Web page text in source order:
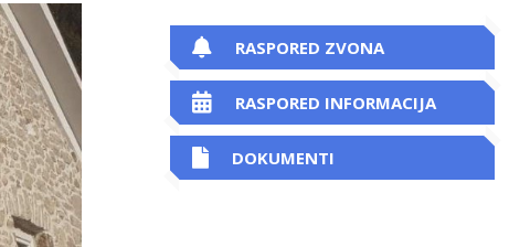
RASPORED ZVONA
RASPORED INFORMACIJA
DOKUMENTI